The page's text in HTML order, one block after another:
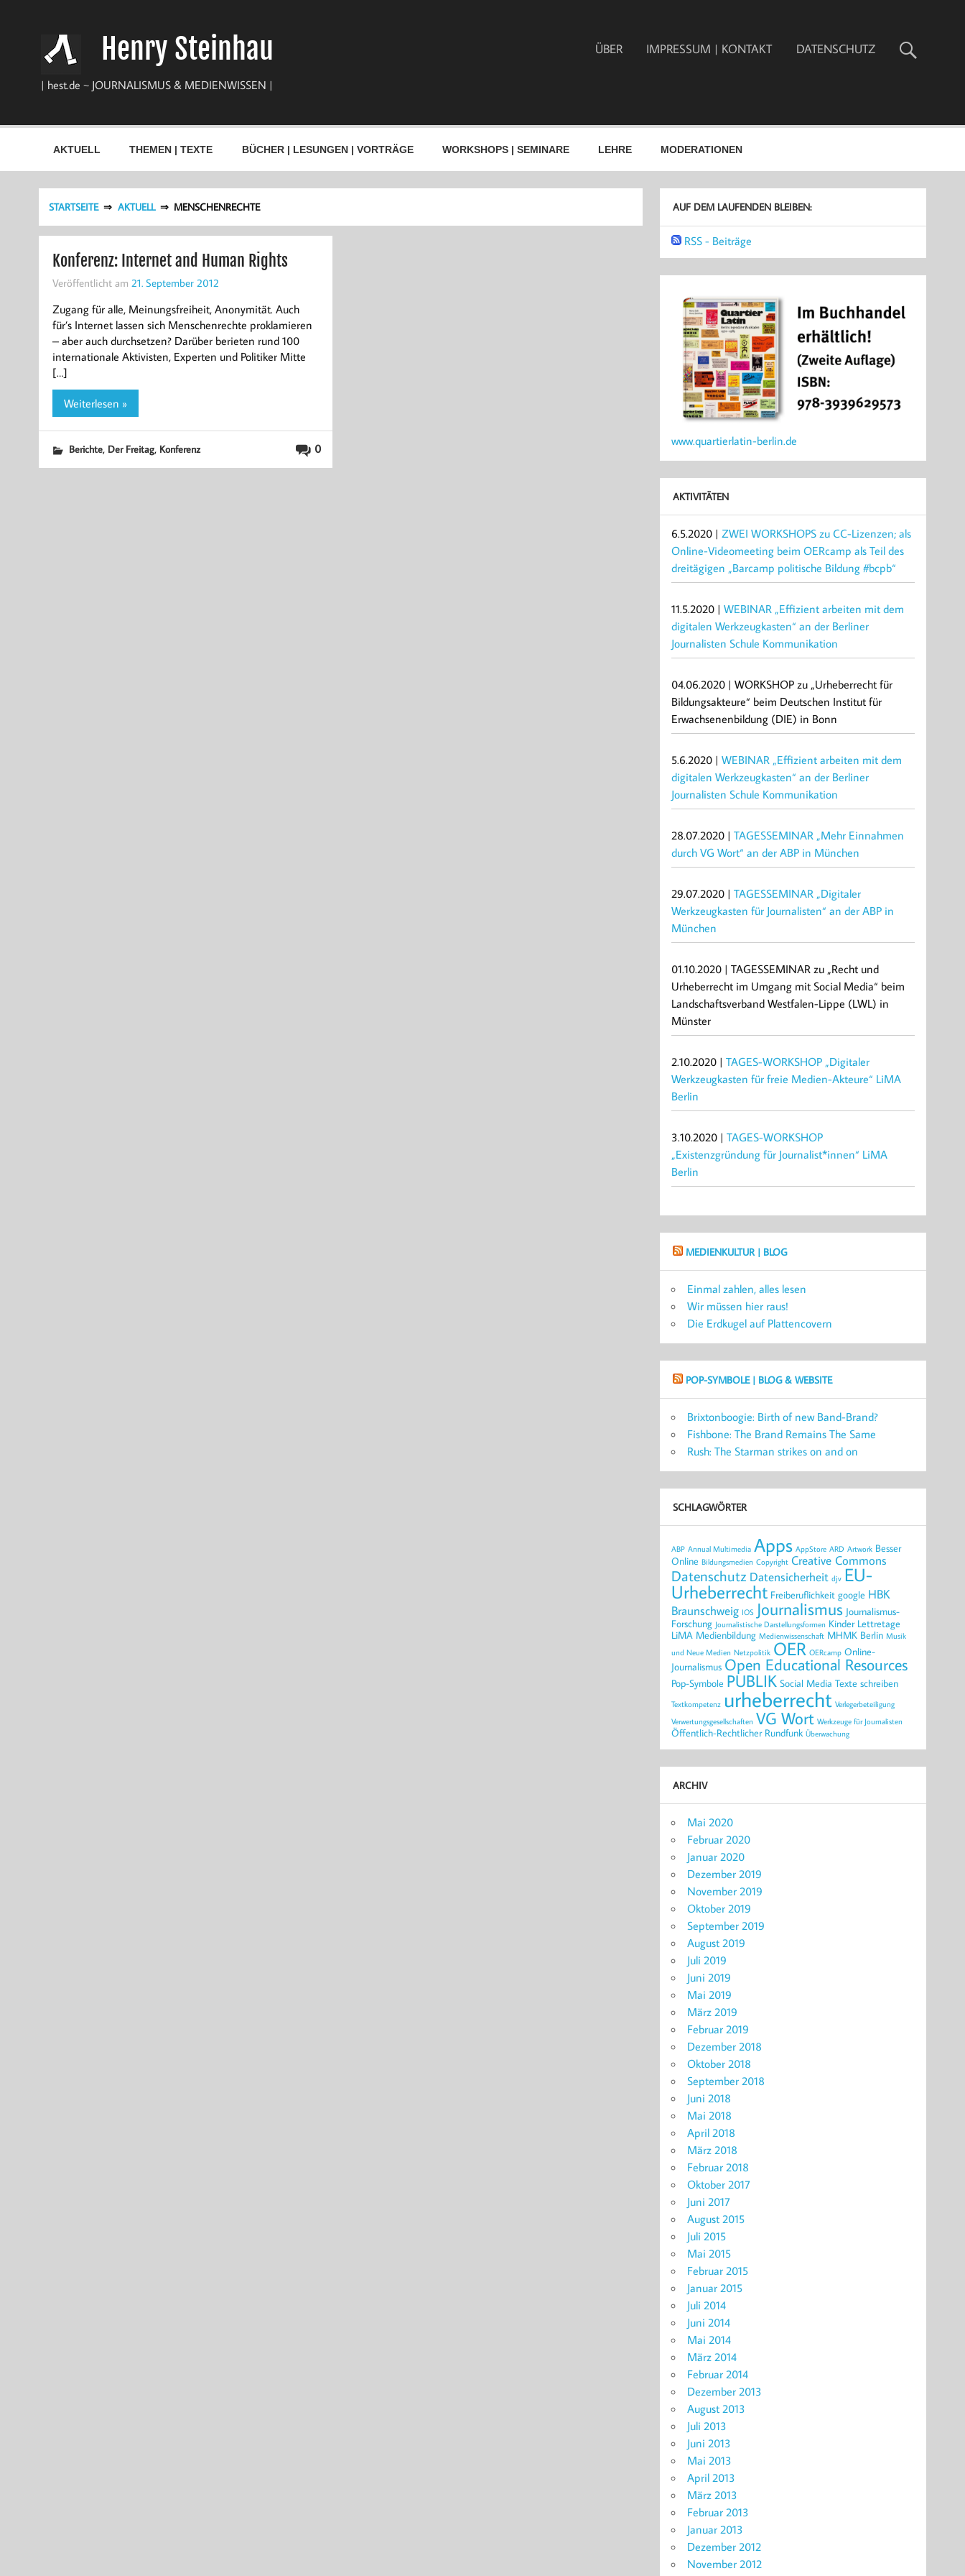
Henry Steinhau
| hest.de ~ JOURNALISMUS & MEDIENWISSEN |
ÜBER IMPRESSUM | KONTAKT DATENSCHUTZ
AKTUELL THEMEN | TEXTE BÜCHER | LESUNGEN | VORTRÄGE WORKSHOPS | SEMINARE LEHRE MODERATIONEN
STARTSEITE AKTUELL MENSCHENRECHTE
Konferenz: Internet and Human Rights
Veröffentlicht am 21. September 2012
Zugang für alle, Meinungsfreiheit, Anonymität. Auch
für’s Internet lassen sich Menschenrechte proklamieren
– aber auch durchsetzen? Darüber berieten rund 100
internationale Aktivisten, Experten und Politiker Mitte
[…]
Weiterlesen »
0
Berichte, Der Freitag, Konferenz
AUF DEM LAUFENDEN BLEIBEN:
RSS - Beiträge
www.quartierlatin-berlin.de
AKTIVITÄTEN
6.5.2020 |ZWEI WORKSHOPS zu CC-Lizenzen; als
Online-Videomeeting beim OERcamp als Teil des
dreitägigen „Barcamp politische Bildung #bcpb“
11.5.2020 |WEBINAR „Effizient arbeiten mit dem
digitalen Werkzeugkasten“ an der Berliner
Journalisten Schule Kommunikation
04.06.2020 | WORKSHOP zu „Urheberrecht für
Bildungsakteure“ beim Deutschen Institut für
Erwachsenenbildung (DIE) in Bonn
5.6.2020 |WEBINAR „Effizient arbeiten mit dem
digitalen Werkzeugkasten“ an der Berliner
Journalisten Schule Kommunikation
28.07.2020 |TAGESSEMINAR „Mehr Einnahmen
durch VG Wort“ an der ABP in München
29.07.2020 |TAGESSEMINAR „Digitaler
Werkzeugkasten für Journalisten“ an der ABP in
München
01.10.2020 | TAGESSEMINAR zu „Recht und
Urheberrecht im Umgang mit Social Media“ beim
Landschaftsverband Westfalen-Lippe (LWL) in
Münster
2.10.2020 |TAGES-WORKSHOP „Digitaler
Werkzeugkasten für freie Medien-Akteure“ LiMA
Berlin
3.10.2020 |TAGES-WORKSHOP
„Existenzgründung für Journalist*innen“ LiMA
Berlin
MEDIENKULTUR | BLOG
Einmal zahlen, alles lesen
Wir müssen hier raus!
Die Erdkugel auf Plattencovern
POP-SYMBOLE | BLOG & WEBSITE
Brixtonboogie: Birth of new Band-Brand?
Fishbone: The Brand Remains The Same
Rush: The Starman strikes on and on
SCHLAGWÖRTER
ABP Annual Multimedia Apps AppStore ARD Artwork Besser
Online Bildungsmedien Copyright Creative Commons
Datenschutz Datensicherheit djv EU-
Urheberrecht Freiberuflichkeit google HBK
Braunschweig IOS Journalismus Journalismus-
Forschung Journalistische Darstellungsformen Kinder Lettretage
LiMA Medienbildung Medienwissenschaft MHMK Berlin Musik
und Neue Medien Netzpolitik OER OERcamp Online-
Journalismus Open Educational Resources
Pop-Symbole PUBLIK Social Media Texte schreiben
Textkompetenz urheberrecht Verlegerbeteiligung
Verwertungsgesellschaften VG Wort Werkzeuge für Journalisten
Öffentlich-Rechtlicher Rundfunk Überwachung
ARCHIV
Mai 2020
Februar 2020
Januar 2020
Dezember 2019
November 2019
Oktober 2019
September 2019
August 2019
Juli 2019
Juni 2019
Mai 2019
März 2019
Februar 2019
Dezember 2018
Oktober 2018
September 2018
Juni 2018
Mai 2018
April 2018
März 2018
Februar 2018
Oktober 2017
Juni 2017
August 2015
Juli 2015
Mai 2015
Februar 2015
Januar 2015
Juli 2014
Juni 2014
Mai 2014
März 2014
Februar 2014
Dezember 2013
August 2013
Juli 2013
Juni 2013
Mai 2013
April 2013
März 2013
Februar 2013
Januar 2013
Dezember 2012
November 2012